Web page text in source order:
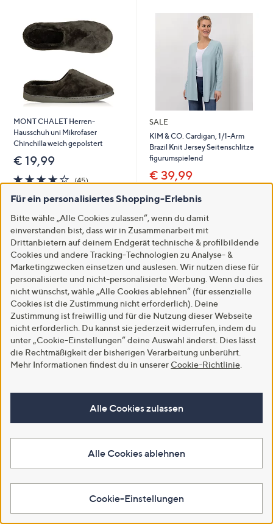
MONT CHALET Herren-
Hausschuh uni Mikrofaser
Chinchilla weich gepolstert
€ 19,99
4.2
5
(45)
Weitere Farben verfügbar
In den Warenkorb
SALE
KIM & CO. Cardigan, 1/1-Arm
Brazil Knit Jersey Seitenschlitze
figurumspielend
€ 39,99
von
Weitere Farben verfügbar
In den Warenkorb
5
(41)
Weitere Farben verfügbar
In den Warenkorb
DENIM & CO. Bolero 3/4-Arm
€ 19,99
In den Warenkorb
Für ein personalisiertes Shopping-Erlebnis
Bitte wähle „Alle Cookies zulassen“, wenn du damit
einverstanden bist, dass wir in Zusammenarbeit mit
Drittanbietern auf deinem Endgerät technische & profilbildende
Cookies und andere Tracking-Technologien zu Analyse- &
Marketingzwecken einsetzen und auslesen. Wir nutzen diese für
personalisierte und nicht-personalisierte Werbung. Wenn du dies
nicht wünschst, wähle „Alle Cookies ablehnen“ (für essenzielle
Cookies ist die Zustimmung nicht erforderlich). Deine
Zustimmung ist freiwillig und für die Nutzung dieser Webseite
nicht erforderlich. Du kannst sie jederzeit widerrufen, indem du
unter „Cookie-Einstellungen“ deine Auswahl änderst. Dies lässt
die Rechtmäßigkeit der bisherigen Verarbeitung unberührt.
Mehr Informationen findest du in unserer Cookie-Richtlinie
Alle Cookies zulassen
Alle Cookies ablehnen
Cookie-Einstellungen